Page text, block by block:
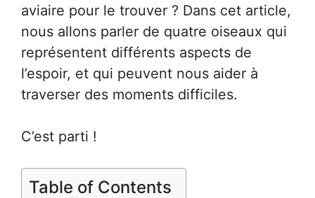
aviaire pour le trouver ? Dans cet article,
nous allons parler de quatre oiseaux qui
représentent différents aspects de
l’espoir, et qui peuvent nous aider à
traverser des moments difficiles.
C’est parti !
Table of Contents